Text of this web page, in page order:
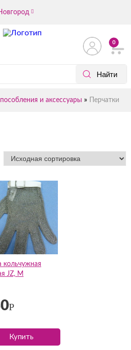
0
и аксессуары » Перчатки
кольчужная
JZ, M
Р
Купить